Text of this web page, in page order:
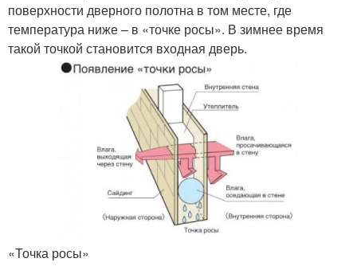
поверхности дверного полотна в том месте, где
температура ниже – в «точке росы». В зимнее время
такой точкой становится входная дверь.
«Точка росы»